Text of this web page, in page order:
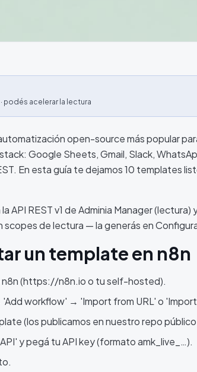
podés acelerar la lectura
open-source más popular
Google Sheets, Gmail, Slack,
En esta guía te dejamos 10 templates
API REST v1 de Adminia Manager
scopes de lectura — la generás en
un template en n8n
n8n (https://n8n.io o tu self-hosted).
workflow' → 'Import from URL' o
(los publicamos en nuestro repo
y pegá tu API key (formato amk_live_…).